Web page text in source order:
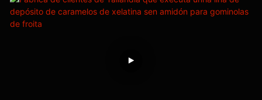
tecnoloxía avanzada para fabricar produtos de eixo, producidos
con excelente man de obra, estables no rendemento, de alta